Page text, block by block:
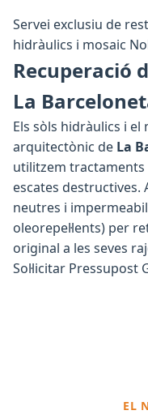
Servei exclusiu de
hidràulics i mosaic
Recuperació
La
Els sòls hidràulics i
arquitectònic de La
utilitzem tractaments
escates destructives.
neutres i
oleorepel·lents) per
original a les seves
Sol·licitar Pressupost
EL